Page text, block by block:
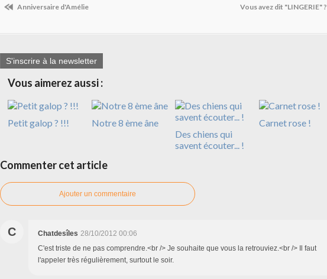
Anniversaire d'Amélie Vous avez dit "LINGERIE" ?
S'inscrire à la newsletter
Vous aimerez aussi :
Petit galop ? !!!
Notre 8 ème âne
Des chiens qui
savent écouter... !
Carnet rose !
Commenter cet article
Ajouter un commentaire
C Chatdesîles 28/10/2012 00:06
C'est triste de ne pas comprendre.<br /> Je souhaite que vous la retrouviez.<br /> Il faut
l'appeler très régulièrement, surtout le soir.